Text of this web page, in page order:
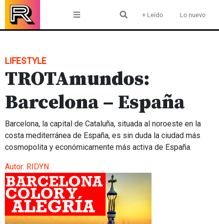
Skip
content
+ Leído Lo nuevo
LIFESTYLE
TROTAmundos:
Barcelona – España
Barcelona, la capital de Cataluña, situada al noroeste en la
costa mediterránea de España, es sin duda la ciudad más
cosmopolita y económicamente más activa de España.
Autor: RIDYN